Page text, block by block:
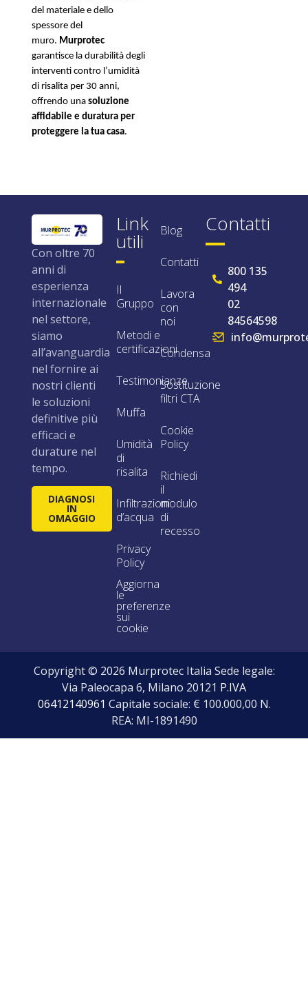
del materiale e dello
spessore del
muro. Murprotec
garantisce la durabilità degli
interventi contro l’umidità
di risalita per 30 anni,
offrendo una soluzione
affidabile e duratura per
proteggere la tua casa.
Con oltre 70
anni di
esperienza
internazionale
nel settore,
siamo
all’avanguardia
nel fornire ai
nostri clienti
le soluzioni
definitive più
efficaci e
durature nel
tempo.
DIAGNOSI
IN
OMAGGIO
Link
utili
Il
Gruppo
Metodi e
certificazioni
Testimonianze
Muffa
Umidità
di
risalita
Infiltrazioni
d’acqua
Privacy
Policy
Aggiorna
le
preferenze
sui
cookie
Blog
Contatti
Lavora
con
noi
Condensa
Sostituzione
filtri CTA
Cookie
Policy
Richiedi
il
modulo
di
recesso
Contatti
800 135
494
02
84564598
Copyright © 2026 Murprotec Italia Sede legale:
Via Paleocapa 6, Milano 20121 P.IVA
06412140961 Capitale sociale: € 100.000,00 N.
REA: MI-1891490